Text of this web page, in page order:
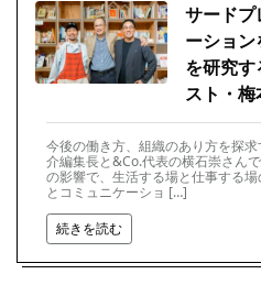
サードプ
ーション
を研究
スト・梅
今後の働き方、組織のあり方を探
介編集長と&Co.代表の横石崇さん
の影響で、生活する場と仕事する
とコミュニケーショ […]
続きを読む